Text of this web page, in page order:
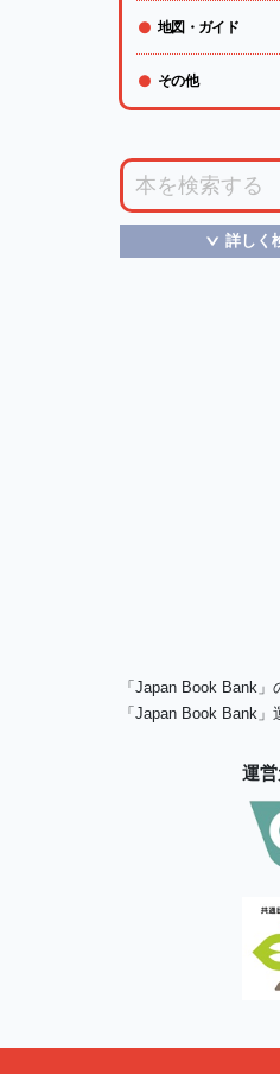
地図・ガイド
その他
＞詳しく
「Japan Book Bank」
「Japan Book Bank
運